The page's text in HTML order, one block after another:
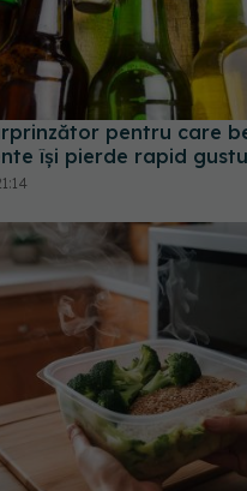
pentru care
își pierde rapid gustul
cu mâncarea
la microunde în recipient